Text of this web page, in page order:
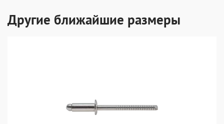
Другие ближайшие размеры